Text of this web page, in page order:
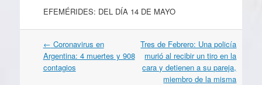
EFEMÉRIDES: DEL DÍA 14 DE MAYO
Navegación
por
artículos
← Coronavirus en
Argentina: 4 muertes y 908
contagios
Tres de Febrero: Una policía
murió al recibir un tiro en la
cara y detienen a su pareja,
miembro de la misma